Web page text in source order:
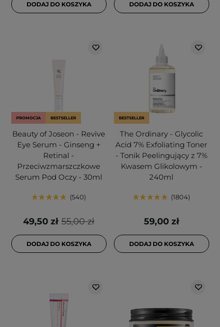
DODAJ DO KOSZYKA DODAJ DO KOSZYKA
PROMOCJA BESTSELLER
Beauty of Joseon - Revive
Eye Serum - Ginseng +
Retinal -
Przeciwzmarszczkowe
Serum Pod Oczy - 30ml
540
55,00 zł
49,50 zł
DODAJ DO KOSZYKA
BESTSELLER
The Ordinary - Glycolic
Acid 7% Exfoliating Toner
- Tonik Peelingujący z 7%
Kwasem Glikolowym -
240ml
1804
59,00 zł
DODAJ DO KOSZYKA